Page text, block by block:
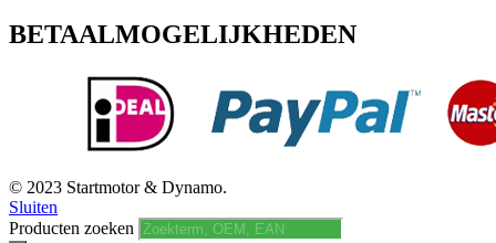
BETAALMOGELIJKHEDEN
© 2023 Startmotor & Dynamo.
Sluiten
Producten zoeken